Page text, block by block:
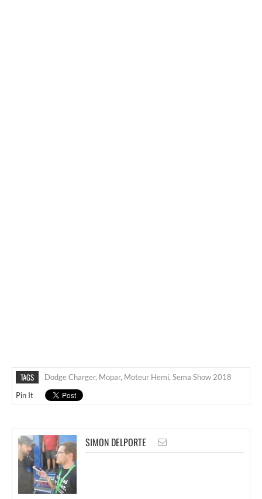
TAGS Dodge Charger, Mopar, Moteur Hemi, Sema Show 2018
Pin It
SIMON DELPORTE